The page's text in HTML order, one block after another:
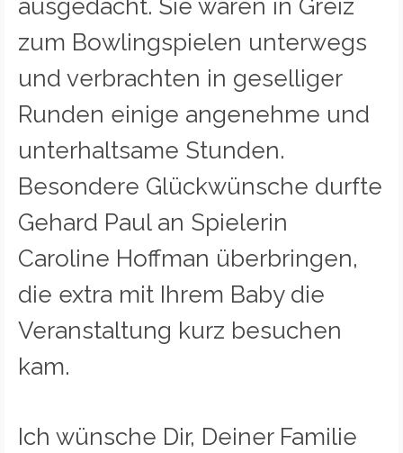
ausgedacht. Sie waren in Greiz
zum Bowlingspielen unterwegs
und verbrachten in geselliger
Runden einige angenehme und
unterhaltsame Stunden.
Besondere Glückwünsche durfte
Gehard Paul an Spielerin
Caroline Hoffman überbringen,
die extra mit Ihrem Baby die
Veranstaltung kurz besuchen
kam.
Ich wünsche Dir, Deiner Familie